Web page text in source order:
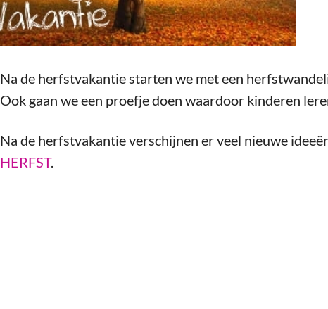
Na de herfstvakantie starten we met een
Ook gaan we een proefje doen waardoor kinderen
Na de herfstvakantie verschijnen er veel nieuwe
HERFST.